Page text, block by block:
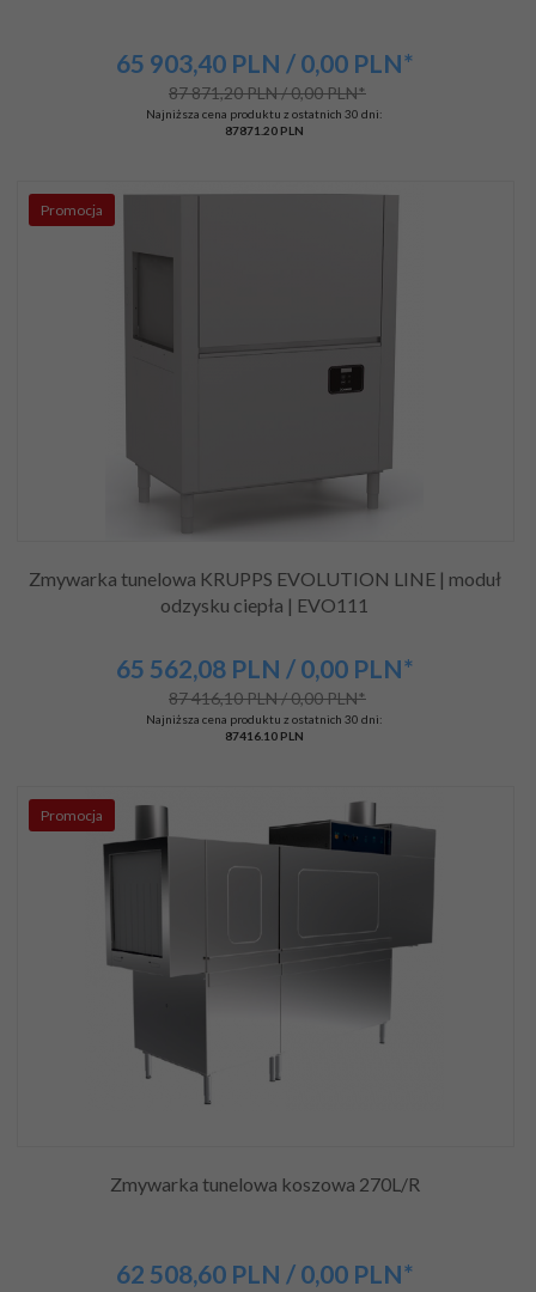
65 903,40PLN / 0,00 PLN*
87 871,20 PLN / 0,00 PLN*
Najniższa cena produktu z ostatnich 30 dni:
87871.20 PLN
Promocja
Zmywarka tunelowa KRUPPS EVOLUTION LINE | moduł
odzysku ciepła | EVO111
65 562,08PLN / 0,00 PLN*
87 416,10 PLN / 0,00 PLN*
Najniższa cena produktu z ostatnich 30 dni:
87416.10 PLN
Promocja
Zmywarka tunelowa koszowa 270L/R
62 508,60PLN / 0,00 PLN*